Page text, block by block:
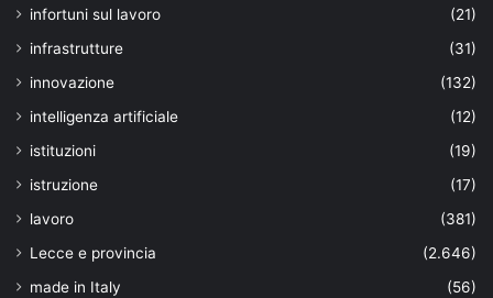
infortuni sul lavoro
(21)
infrastrutture
(31)
innovazione
(132)
intelligenza artificiale
(12)
istituzioni
(19)
istruzione
(17)
lavoro
(381)
Lecce e provincia
(2.646)
made in Italy
(56)